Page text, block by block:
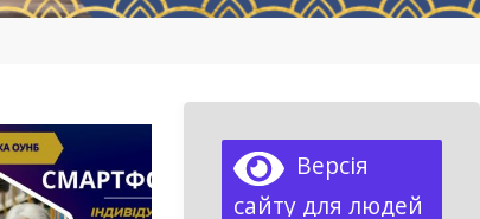
Версія
сайту для людей